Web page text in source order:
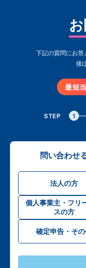
下記の質問にお答
後
最短
STEP 1
問い合わせ
法人の方
個人事業主・フリ
スの方
確定申告・そ